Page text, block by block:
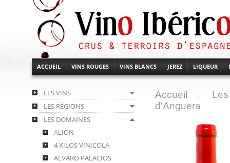
ACCUEIL VINS ROUGES VINS BLANCS JEREZ LIQUEUR
LES VINS
LES RÉGIONS
LES DOMAINES
ALION
4 KILOS VINICOLA
ALVARO PALACIOS
Accueil
d'Anguera